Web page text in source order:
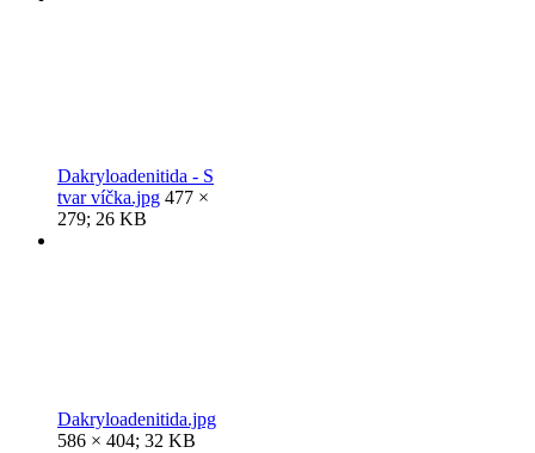
Dakryloadenitida - S
tvar víčka.jpg 477 ×
279; 26 KB
Dakryloadenitida.jpg
586 × 404; 32 KB